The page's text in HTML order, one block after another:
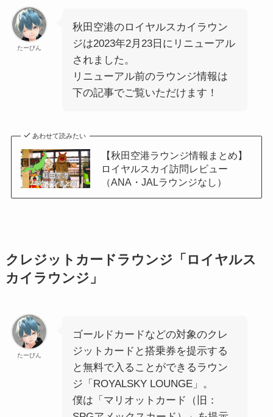
たーびん
秋田空港のロイヤルスカイラウン
ジは2023年2月23日にリニューアル
されました。
リニューアル前のラウンジ情報は
下の記事でご覧いただけます！
あわせて読みたい
【秋田空港ラウンジ情報まとめ】
ロイヤルスカイ訪問レビュー
（ANA・JALラウンジなし）
クレジットカードラウンジ「ロイヤルス
カイラウンジ」
たーびん
ゴールドカードなどの対象のクレ
ジットカードと搭乗券を提示する
と無料で入ることができるラウン
ジ「ROYALSKY LOUNGE」。
僕は「マリオットカード（旧：